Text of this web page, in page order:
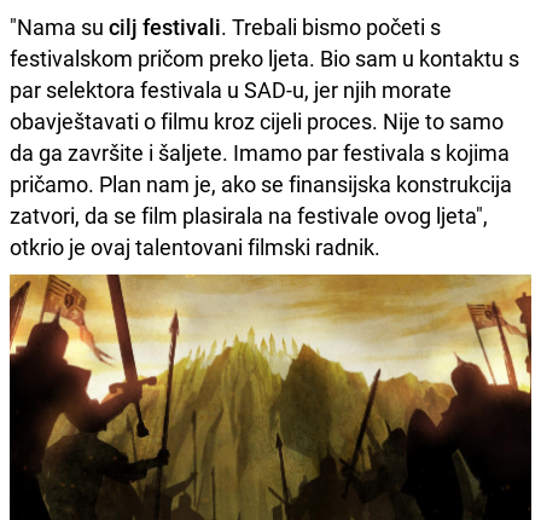
"Nama su cilj festivali. Trebali bismo početi s
festivalskom pričom preko ljeta. Bio sam u kontaktu s
par selektora festivala u SAD-u, jer njih morate
obavještavati o filmu kroz cijeli proces. Nije to samo
da ga završite i šaljete. Imamo par festivala s kojima
pričamo. Plan nam je, ako se finansijska konstrukcija
zatvori, da se film plasirala na festivale ovog ljeta",
otkrio je ovaj talentovani filmski radnik.